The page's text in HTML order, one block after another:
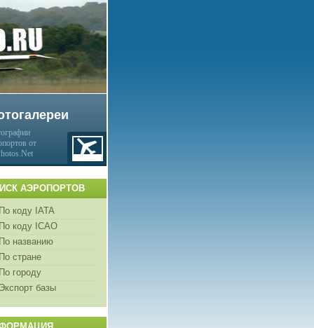
от
АЭРОПОРТОВ
По коду IATA
По коду ICAO
По названию
По стране
По городу
Экспорт базы